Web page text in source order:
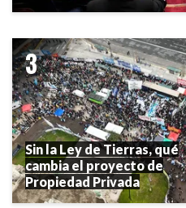
Sin la Ley de Tierras, qué
cambia el proyecto de
Propiedad Privada